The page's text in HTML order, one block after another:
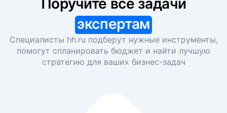
экспертам
Специалисты hh.ru подберут нужные инструменты,
помогут спланировать бюджет и найти лучшую
стратегию для ваших бизнес-задач